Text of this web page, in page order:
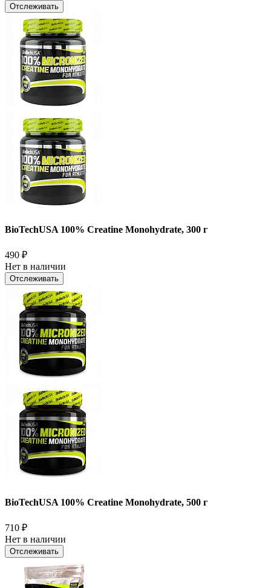
Отслеживать
BioTechUSA 100% Creatine Monohydrate, 300 г
490 ₽
Нет в наличии
Отслеживать
BioTechUSA 100% Creatine Monohydrate, 500 г
710 ₽
Нет в наличии
Отслеживать